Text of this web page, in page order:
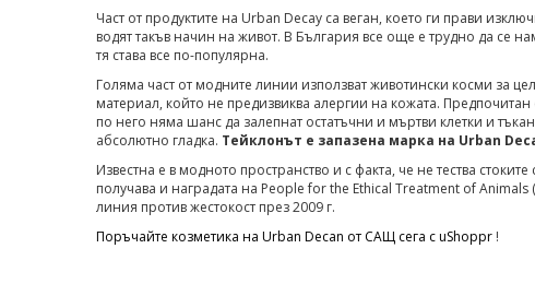
Част от продуктите на Urban Decay са веган, което ги прави
водят такъв начин на живот. В България все още е трудно да се
тя става все по-популярна.
Голяма част от модните линии използват животински косми за
материал, който не предизвиква алергии на кожата. Предпочитан
по него няма шанс да залепнат остатъчни и мъртви клетки и
абсолютно гладка. Тейклонът е запазена марка на Urban
Известна е в модното пространство и с факта, че не тества
получава и наградата на People for the Ethical Treatment of Animals
линия против жестокост през 2009 г.
Поръчайте козметика на Urban Decan от САЩ сега с uShoppr!